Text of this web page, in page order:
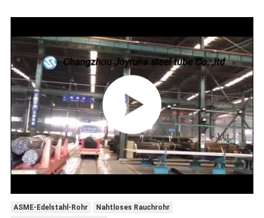
ASME-Edelstahl-Rohr
Nahtloses Rauchrohr